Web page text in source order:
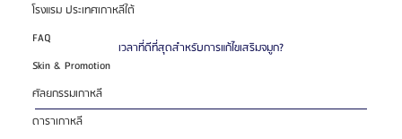
โรงแรม ประเทศเกาหลีใต้
FAQ
Skin & Promotion
ศัลยกรรมเกาหลี
ดาราเกาหลี
เวลาที่ดีที่สุดสำหรับการแก้ไขเสริมจมูก?